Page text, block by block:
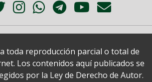
toda reproducción parcial o total de
Los contenidos aquí publicados se
por la Ley de Derecho de Autor.